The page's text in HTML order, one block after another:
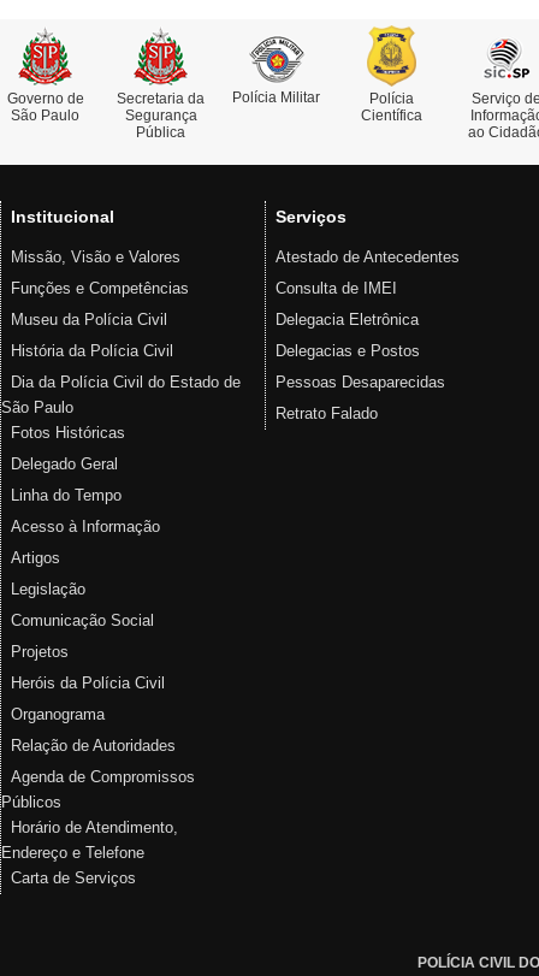
Governo de
São Paulo
Secretaria da
Segurança
Pública
Polícia Militar
Polícia
Científica
Serviço
ao
Institucional
Missão, Visão e Valores
Funções e Competências
Museu da Polícia Civil
História da Polícia Civil
Dia da Polícia Civil do Estado de
São Paulo
Fotos Históricas
Delegado Geral
Linha do Tempo
Acesso à Informação
Artigos
Legislação
Comunicação Social
Projetos
Heróis da Polícia Civil
Organograma
Relação de Autoridades
Agenda de Compromissos
Públicos
Horário de Atendimento,
Endereço e Telefone
Carta de Serviços
Serviços
Atestado de Antecedentes
Consulta de IMEI
Delegacia Eletrônica
Delegacias e Postos
Pessoas Desaparecidas
Retrato Falado
POLÍCIA CIVIL